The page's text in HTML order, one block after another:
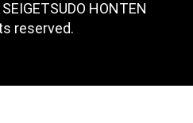
HONTEN
reserved.